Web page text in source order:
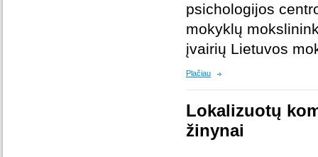
psichologijos
mokyklų
įvairių Lietuvos
Plačiau
Lokalizuotų
žinynai